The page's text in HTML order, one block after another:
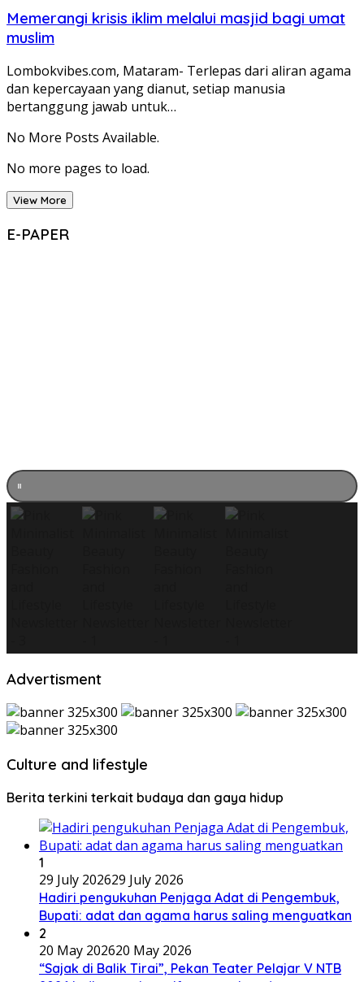
Memerangi krisis iklim melalui masjid bagi umat
muslim
Lombokvibes.com, Mataram- Terlepas dari aliran agama
dan kepercayaan yang dianut, setiap manusia
bertanggung jawab untuk…
No More Posts Available.
No more pages to load.
View More
E-PAPER
Advertisment
Culture and lifestyle
Berita terkini terkait budaya dan gaya hidup
1
29 July 202629 July 2026
Hadiri pengukuhan Penjaga Adat di Pengembuk,
Bupati: adat dan agama harus saling menguatkan
2
20 May 202620 May 2026
“Sajak di Balik Tirai”, Pekan Teater Pelajar V NTB